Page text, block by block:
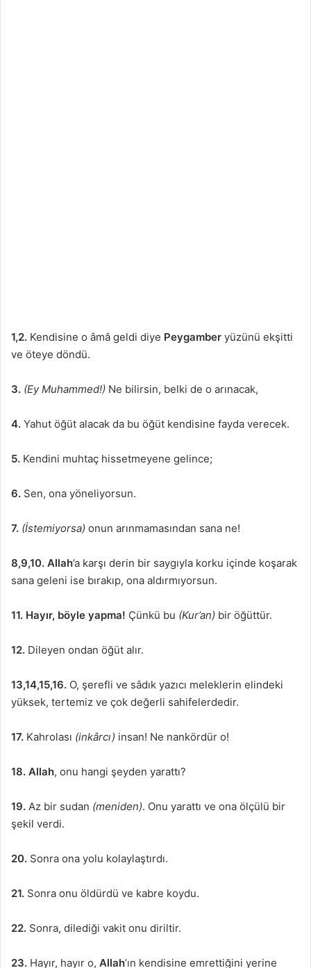
1,2. Kendisine o âmâ geldi diye Peygamber yüzünü ekşitti
ve öteye döndü.
3. (Ey Muhammed!) Ne bilirsin, belki de o arınacak,
4. Yahut öğüt alacak da bu öğüt kendisine fayda verecek.
5. Kendini muhtaç hissetmeyene gelince;
6. Sen, ona yöneliyorsun.
7. (İstemiyorsa) onun arınmamasından sana ne!
8,9,10. Allah’a karşı derin bir saygıyla korku içinde koşarak
sana geleni ise bırakıp, ona aldırmıyorsun.
11. Hayır, böyle yapma! Çünkü bu (Kur’an) bir öğüttür.
12. Dileyen ondan öğüt alır.
13,14,15,16. O, şerefli ve sâdık yazıcı meleklerin elindeki
yüksek, tertemiz ve çok değerli sahifelerdedir.
17. Kahrolası (inkârcı) insan! Ne nankördür o!
18. Allah, onu hangi şeyden yarattı?
19. Az bir sudan (meniden). Onu yarattı ve ona ölçülü bir
şekil verdi.
20. Sonra ona yolu kolaylaştırdı.
21. Sonra onu öldürdü ve kabre koydu.
22. Sonra, dilediği vakit onu diriltir.
23. Hayır, hayır o, Allah’ın kendisine emrettiğini yerine